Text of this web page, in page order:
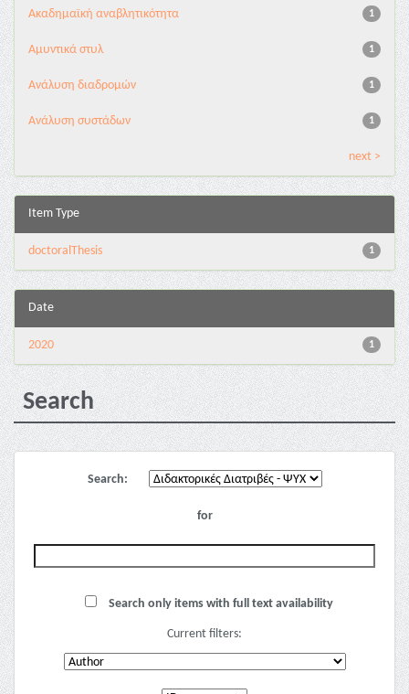
1
Ακαδημαϊκή αναβλητικότητα
1
Αμυντικά στυλ
1
Ανάλυση διαδρομών
1
Ανάλυση συστάδων
next >
Item Type
1
doctoralThesis
Date
1
2020
Search
Search:
for
Search only items with full text availability
Current filters: